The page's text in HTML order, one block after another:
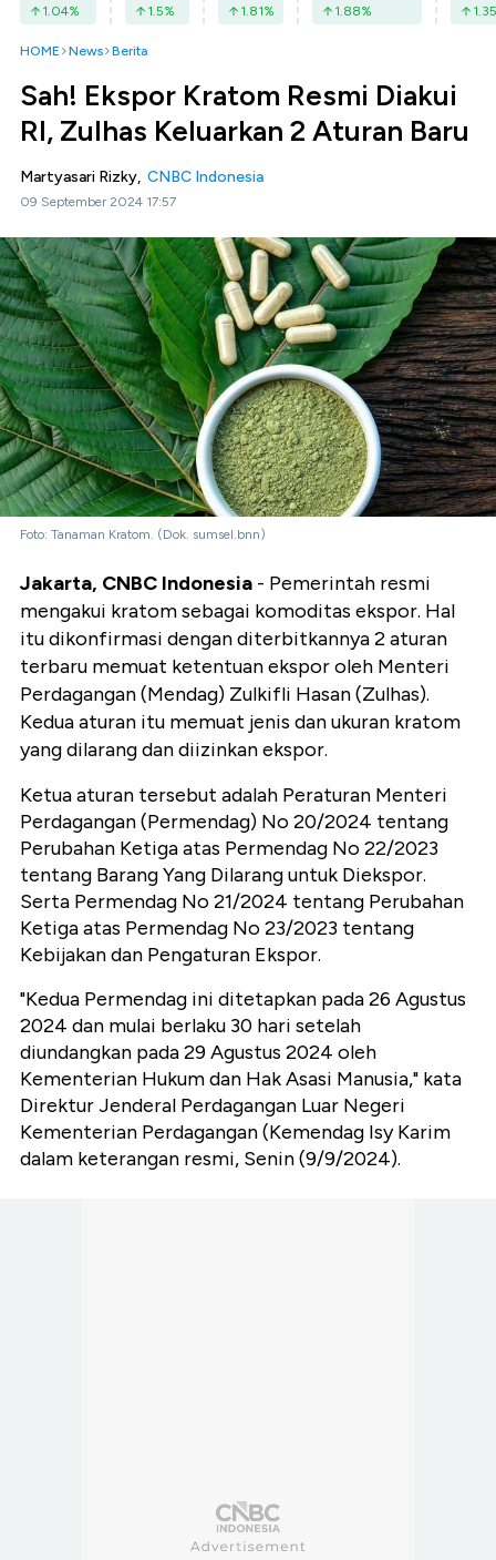
1.04% 1.5% 1.81% 1.88% 1.35
HOME News Berita
Sah! Ekspor Kratom Resmi Diakui
RI, Zulhas Keluarkan 2 Aturan Baru
Martyasari Rizky, CNBC Indonesia
09 September 2024 17:57
Foto: Tanaman Kratom. (Dok. sumsel.bnn)
Jakarta, CNBC Indonesia - Pemerintah resmi
mengakui kratom sebagai komoditas ekspor. Hal
itu dikonfirmasi dengan diterbitkannya 2 aturan
terbaru memuat ketentuan ekspor oleh Menteri
Perdagangan (Mendag) Zulkifli Hasan (Zulhas).
Kedua aturan itu memuat jenis dan ukuran kratom
yang dilarang dan diizinkan ekspor.
Ketua aturan tersebut adalah Peraturan Menteri
Perdagangan (Permendag) No 20/2024 tentang
Perubahan Ketiga atas Permendag No 22/2023
tentang Barang Yang Dilarang untuk Diekspor.
Serta Permendag No 21/2024 tentang Perubahan
Ketiga atas Permendag No 23/2023 tentang
Kebijakan dan Pengaturan Ekspor.
"Kedua Permendag ini ditetapkan pada 26 Agustus
2024 dan mulai berlaku 30 hari setelah
diundangkan pada 29 Agustus 2024 oleh
Kementerian Hukum dan Hak Asasi Manusia," kata
Direktur Jenderal Perdagangan Luar Negeri
Kementerian Perdagangan (Kemendag Isy Karim
dalam keterangan resmi, Senin (9/9/2024).